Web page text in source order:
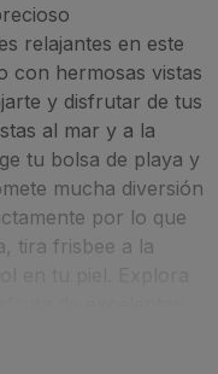
relajantes en este
con hermosas vistas
y disfrutar de tus
al mar y a la
tu bolsa de playa y
mucha diversión
por lo que
tira frisbee a la
rocosa y descubre
Si te